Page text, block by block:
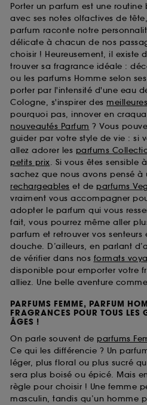
Porter un parfum est une routine
avec ses notes olfactives de
parfum raconte notre
délicate à chacun de nos
choisir ! Heureusement, il existe
trouver sa fragrance idéale :
ou les parfums Homme selon
porter par l'intensité d'une eau
Cologne, s'inspirer des
pourquoi pas, innover en
nouveautés Parfum ? Vous
guider par votre style de vie : si
allez adorer les parfums
petits prix. Si vous êtes sensible
sachez que nous avons pensé à
rechargeables et de parfums
vraiment vous accompagner
adopter le parfum qui vous
fait, vous pourrez même aller
parfum et retrouver vos
douche. D’ailleurs, en parlant
de vérifier dans nos formats
disponible pour emporter votre
alliez. Une belle aventure
PARFUMS FEMME, PARFUM
FRAGRANCES POUR TOUS LES
ÂGES !
On parle souvent de parfums
Ce qui les différencie ? Un
léger, plus floral ou plus sucré
sera plus boisé ou épicé. Mais
règle pour choisir ! Une femme
masculin, tandis qu’un homme